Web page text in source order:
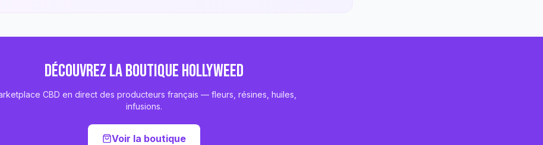
DÉCOUVREZ LA BOUTIQUE HOLLYWEED
CBD en direct des producteurs français — fleurs, résines, huiles,
infusions.
Voir la boutique